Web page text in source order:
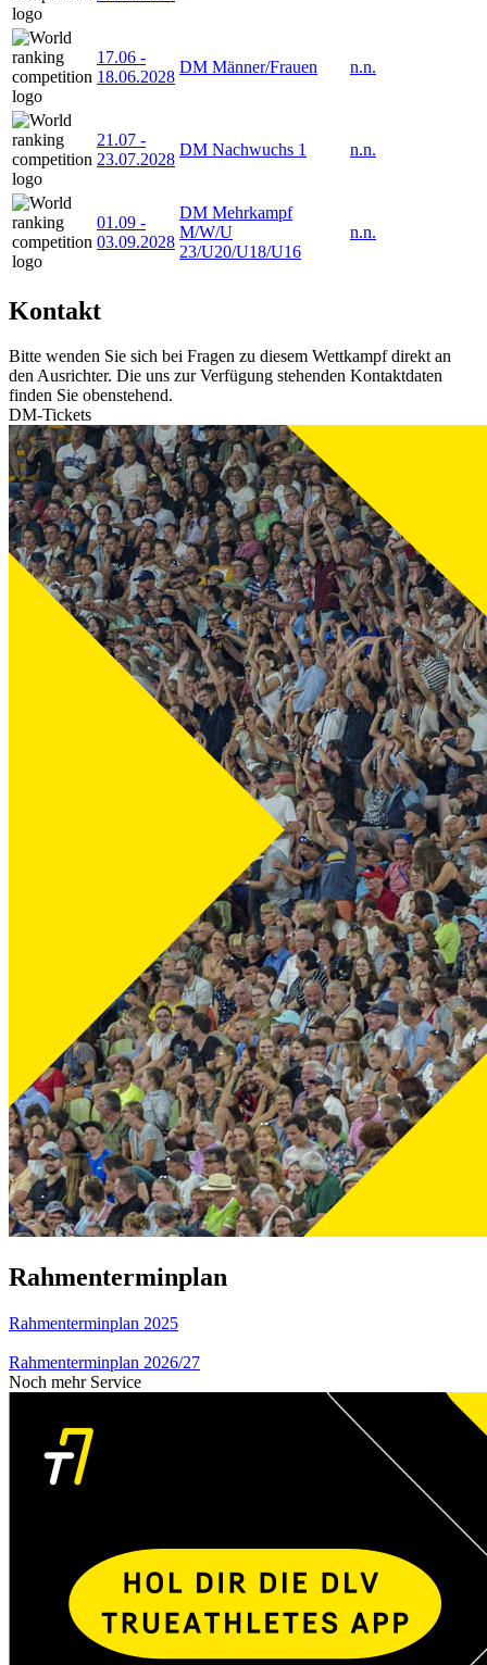
17.06 -
18.06.2028
DM Männer/Frauen n.n.
21.07 -
23.07.2028
DM Nachwuchs 1 n.n.
01.09 -
03.09.2028
DM Mehrkampf
M/W/U
23/U20/U18/U16
n.n.
Kontakt
Bitte wenden Sie sich bei Fragen zu diesem Wettkampf direkt an
den Ausrichter. Die uns zur Verfügung stehenden Kontaktdaten
finden Sie obenstehend.
DM-Tickets
Rahmenterminplan
Rahmenterminplan 2025
Rahmenterminplan 2026/27
Noch mehr Service